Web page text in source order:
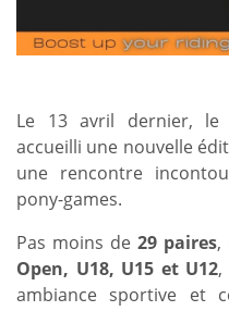
Le 13 avril dernier, le
accueilli une nouvelle
une rencontre
pony-games.
Pas moins de 29 paires,
Open, U18, U15 et U12,
ambiance sportive et